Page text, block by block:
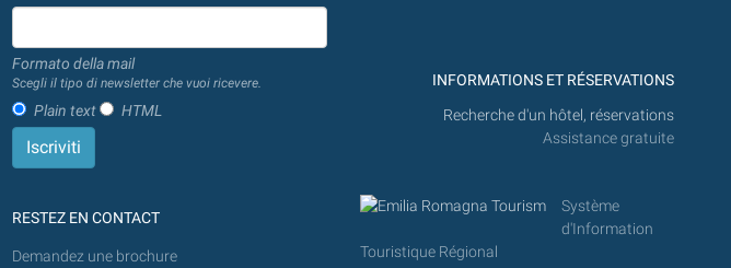
Formato della mail
Scegli il tipo di newsletter che vuoi ricevere.
Plain text HTML
RESTEZ EN CONTACT
Demandez une brochure
INFORMATIONS ET RÉSERVATIONS
Recherche d'un hôtel, réservations
Assistance gratuite
Système
d'Information
Touristique Régional